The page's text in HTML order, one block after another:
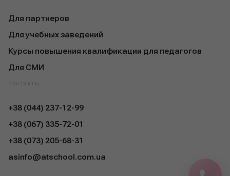
Для партнеров
Для учебных заведений
Курсы повышения квалификации для педагогов
Для СМИ
Контакты
+38 (044) 237-12-99
+38 (067) 335-72-01
+38 (073) 205-68-31
asinfo@atschool.com.ua